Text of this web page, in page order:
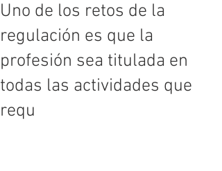
Uno de los retos de la
regulación es que la
profesión sea titulada en
todas las actividades que
requ